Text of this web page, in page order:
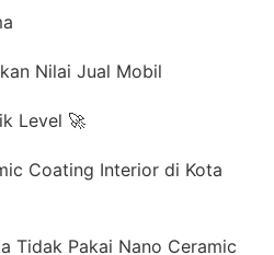
Nilai Jual Mobil
Level 🚀
Coating Interior di Kota
Tidak Pakai Nano Ceramic